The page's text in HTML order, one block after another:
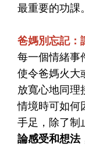
最重要的功課。
爸媽別忘記：
每一個情緒事
使令爸媽火大
放寬心地同理
情境時可如何
手足，除了制
論感受和想法